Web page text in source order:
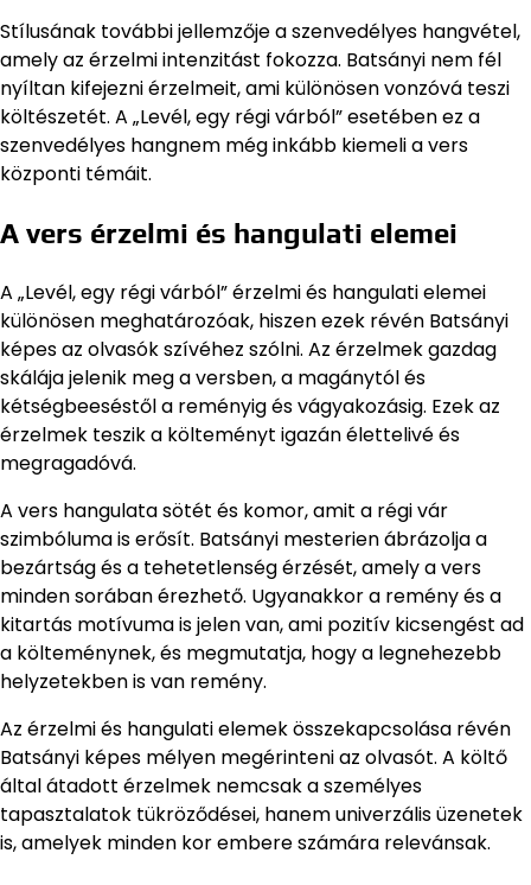
Stílusának további jellemzője a szenvedélyes hangvétel,
amely az érzelmi intenzitást fokozza. Batsányi nem fél
nyíltan kifejezni érzelmeit, ami különösen vonzóvá teszi
költészetét. A „Levél, egy régi várból” esetében ez a
szenvedélyes hangnem még inkább kiemeli a vers
központi témáit.
A vers érzelmi és hangulati elemei
A „Levél, egy régi várból” érzelmi és hangulati elemei
különösen meghatározóak, hiszen ezek révén Batsányi
képes az olvasók szívéhez szólni. Az érzelmek gazdag
skálája jelenik meg a versben, a magánytól és
kétségbeeséstől a reményig és vágyakozásig. Ezek az
érzelmek teszik a költeményt igazán élettelivé és
megragadóvá.
A vers hangulata sötét és komor, amit a régi vár
szimbóluma is erősít. Batsányi mesterien ábrázolja a
bezártság és a tehetetlenség érzését, amely a vers
minden sorában érezhető. Ugyanakkor a remény és a
kitartás motívuma is jelen van, ami pozitív kicsengést ad
a költeménynek, és megmutatja, hogy a legnehezebb
helyzetekben is van remény.
Az érzelmi és hangulati elemek összekapcsolása révén
Batsányi képes mélyen megérinteni az olvasót. A költő
által átadott érzelmek nemcsak a személyes
tapasztalatok tükröződései, hanem univerzális üzenetek
is, amelyek minden kor embere számára relevánsak.